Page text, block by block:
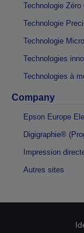
Technologie Zéro
Technologie
Technologie
Technologies
Technologies à
Company
Epson Europe
Digigraphie®
Impression
Autres sites